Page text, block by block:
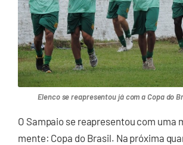
Elenco se reapresentou já com a Copa do
O Sampaio se reapresentou com uma
mente: Copa do Brasil. Na próxima